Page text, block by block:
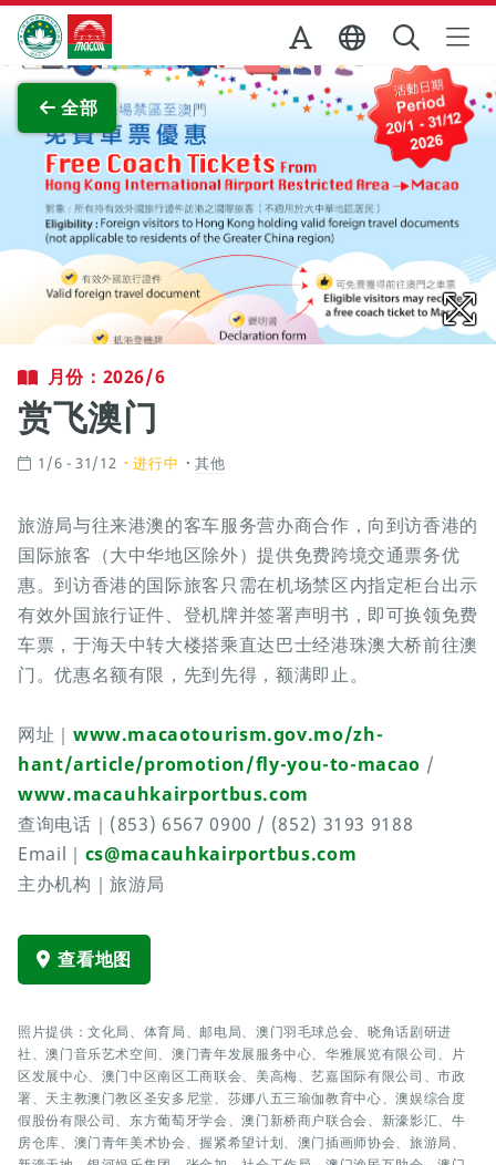
跳至主内容
澳门特别行政区政府旅游局
全部
查看原图
月份：2026/6
赏飞澳门
1/6 - 31/12 进行中 其他
旅游局与往来港澳的客车服务营办商合作，向到访香港的
国际旅客（大中华地区除外）提供免费跨境交通票务优
惠。到访香港的国际旅客只需在机场禁区内指定柜台出示
有效外国旅行证件、登机牌并签署声明书，即可换领免费
车票，于海天中转大楼搭乘直达巴士经港珠澳大桥前往澳
门。优惠名额有限，先到先得，额满即止。
网址｜ www.macaotourism.gov.mo/zh-
hant/article/promotion/fly-you-to-macao /
www.macauhkairportbus.com
查询电话｜(853) 6567 0900 / (852) 3193 9188
Email｜ cs@macauhkairportbus.com
主办机构｜旅游局
查看地图
照片提供：文化局、体育局、邮电局、澳门羽毛球总会、晓角话剧研进
社、澳门音乐艺术空间、澳门青年发展服务中心、华雅展览有限公司、片
区发展中心、澳门中区南区工商联会、美高梅、艺嘉国际有限公司、市政
署、天主教澳门教区圣安多尼堂、莎娜八五三瑜伽教育中心、澳娱综合度
假股份有限公司、东方葡萄牙学会、澳门新桥商户联合会、新濠影汇、牛
房仓库、澳门青年美术协会、握紧希望计划、澳门插画师协会、旅游局、